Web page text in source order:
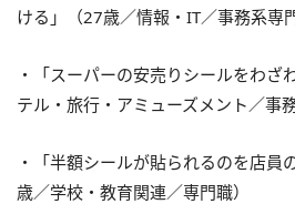
ける」（27歳／情報・IT／事務系専門
・「スーパーの安売りシールをわざ
テル・旅行・アミューズメント／事
・「半額シールが貼られるのを店員
歳／学校・教育関連／専門職）